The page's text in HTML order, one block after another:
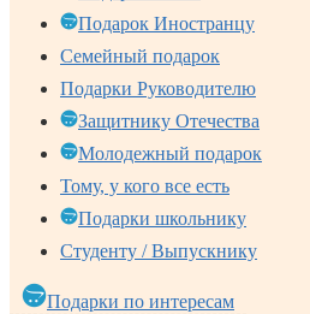
Подарок Иностранцу
Семейный подарок
Подарки Руководителю
Защитнику Отечества
Молодежный подарок
Тому, у кого все есть
Подарки школьнику
Студенту / Выпускнику
Подарки по интересам